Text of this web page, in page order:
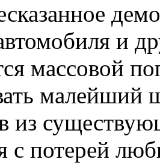
и
массовой
малейший
из
с потерей